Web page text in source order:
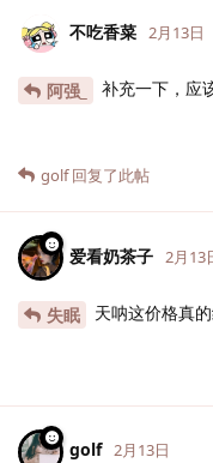
不吃香菜 2月13日
阿强_ 补充一下，应
golf回复了此帖
爱看奶茶子 2月13
失眠 天呐这价格真
golf 2月13日